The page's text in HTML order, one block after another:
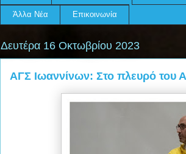
Άλλα Νέα Επικοινωνία
Δευτέρα 16 Οκτωβρίου 2023
ΑΓΣ Ιωαννίνων: Στο πλευρό του